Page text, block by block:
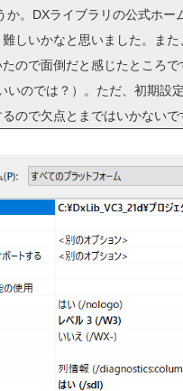
。DXライブラリの公式ホー
しいかなと思いました。ま
ので面倒だと感じたところ
のでは？）。ただ、初期設
ので欠点とまではいかないで